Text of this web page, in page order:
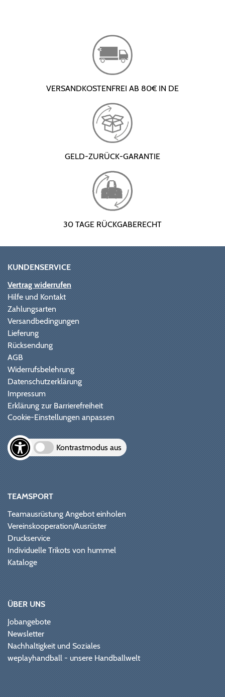
VERSANDKOSTENFREI AB 80€ IN DE
GELD-ZURÜCK-GARANTIE
30 TAGE RÜCKGABERECHT
KUNDENSERVICE
Vertrag widerrufen
Hilfe und Kontakt
Zahlungsarten
Versandbedingungen
Lieferung
Rücksendung
AGB
Widerrufsbelehrung
Datenschutzerklärung
Impressum
Erklärung zur Barrierefreiheit
Cookie-Einstellungen anpassen
Kontrastmodus aus
TEAMSPORT
Teamausrüstung Angebot einholen
Vereinskooperation/Ausrüster
Druckservice
Individuelle Trikots von hummel
Kataloge
ÜBER UNS
Jobangebote
Newsletter
Nachhaltigkeit und Soziales
weplayhandball - unsere Handballwelt